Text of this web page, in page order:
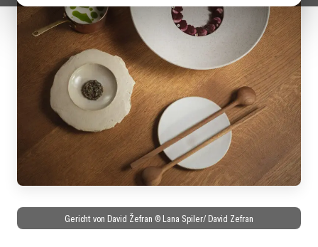
Gericht von David Žefran © Lana Spiler/ David Zefran